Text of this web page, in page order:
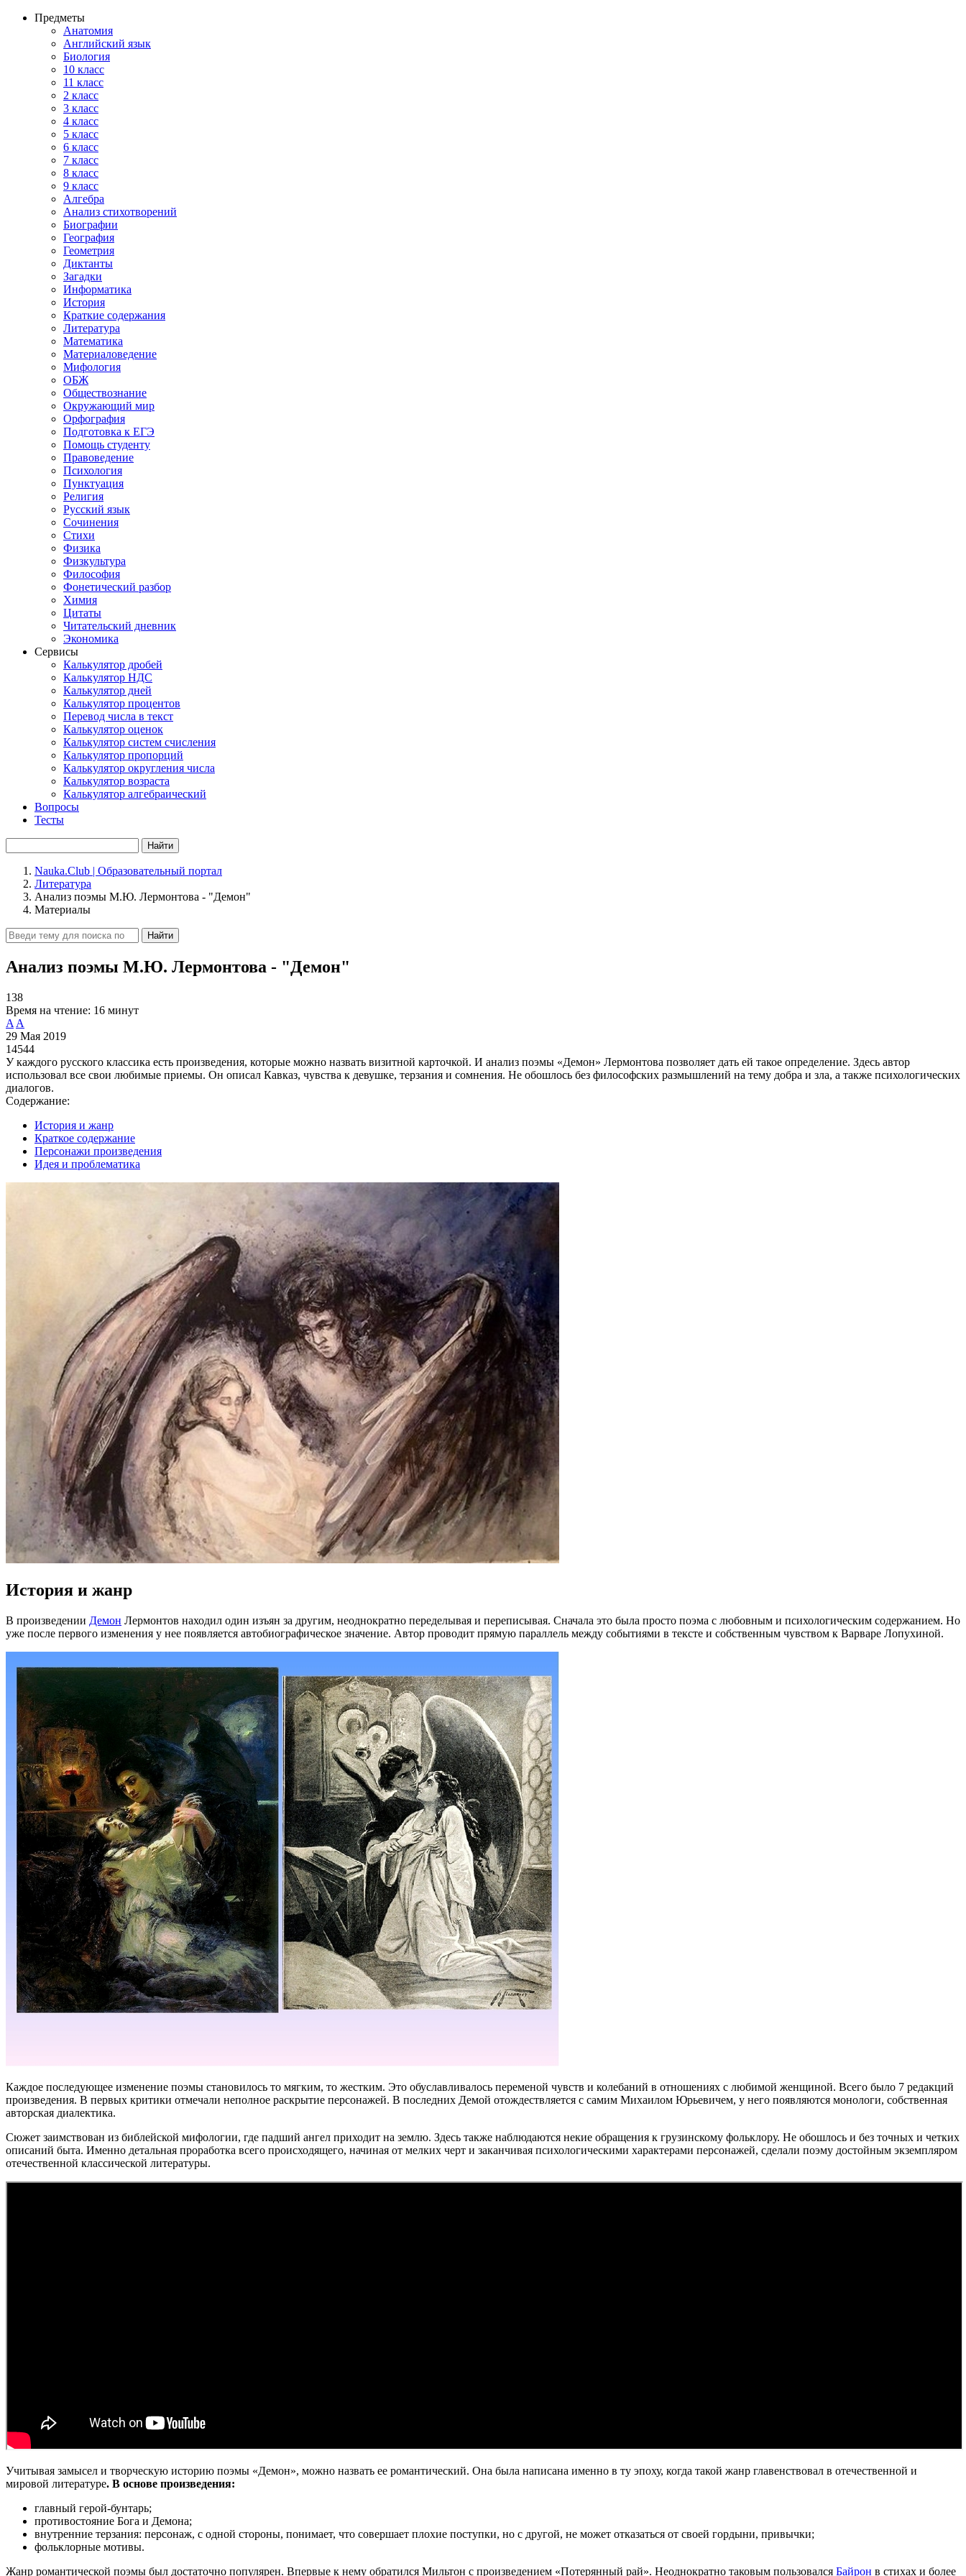
Предметы
Анатомия
Английский язык
Биология
10 класс
11 класс
2 класс
3 класс
4 класс
5 класс
6 класс
7 класс
8 класс
9 класс
Алгебра
Анализ стихотворений
Биографии
География
Геометрия
Диктанты
Загадки
Информатика
История
Краткие содержания
Литература
Математика
Материаловедение
Мифология
ОБЖ
Обществознание
Окружающий мир
Орфография
Подготовка к ЕГЭ
Помощь студенту
Правоведение
Психология
Пунктуация
Религия
Русский язык
Сочинения
Стихи
Физика
Физкультура
Философия
Фонетический разбор
Химия
Цитаты
Читательский дневник
Экономика
Сервисы
Калькулятор дробей
Калькулятор НДС
Калькулятор дней
Калькулятор процентов
Перевод числа в текст
Калькулятор оценок
Калькулятор систем счисления
Калькулятор пропорций
Калькулятор округления числа
Калькулятор возраста
Калькулятор алгебраический
Вопросы
Тесты
Найти
Nauka.Club | Образовательный портал
Литература
Анализ поэмы М.Ю. Лермонтова - "Демон"
Материалы
Найти
Анализ поэмы М.Ю. Лермонтова - "Демон"
138
Время на чтение: 16 минут
A A
29 Мая 2019
14544
У каждого русского классика есть произведения, которые можно назвать визитной карточкой. И анализ поэмы «Демон» Лермонтова позволяет дать ей такое определение. Здесь автор
использовал все свои любимые приемы. Он описал Кавказ, чувства к девушке, терзания и сомнения. Не обошлось без философских размышлений на тему добра и зла, а также психологических
диалогов.
Содержание:
История и жанр
Краткое содержание
Персонажи произведения
Идея и проблематика
История и жанр
В произведении Демон Лермонтов находил один изъян за другим, неоднократно переделывая и переписывая. Сначала это была просто поэма с любовным и психологическим содержанием. Но
уже после первого изменения у нее появляется автобиографическое значение. Автор проводит прямую параллель между событиями в тексте и собственным чувством к Варваре Лопухиной.
Каждое последующее изменение поэмы становилось то мягким, то жестким. Это обуславливалось переменой чувств и колебаний в отношениях с любимой женщиной. Всего было 7 редакций
произведения. В первых критики отмечали неполное раскрытие персонажей. В последних Демой отождествляется с самим Михаилом Юрьевичем, у него появляются монологи, собственная
авторская диалектика.
Сюжет заимствован из библейской мифологии, где падший ангел приходит на землю. Здесь также наблюдаются некие обращения к грузинскому фольклору. Не обошлось и без точных и четких
описаний быта. Именно детальная проработка всего происходящего, начиная от мелких черт и заканчивая психологическими характерами персонажей, сделали поэму достойным экземпляром
отечественной классической литературы.
Учитывая замысел и творческую историю поэмы «Демон», можно назвать ее романтический. Она была написана именно в ту эпоху, когда такой жанр главенствовал в отечественной и
мировой литературе. В основе произведения:
главный герой-бунтарь;
противостояние Бога и Демона;
внутренние терзания: персонаж, с одной стороны, понимает, что совершает плохие поступки, но с другой, не может отказаться от своей гордыни, привычки;
фольклорные мотивы.
Жанр романтической поэмы был достаточно популярен. Впервые к нему обратился Мильтон с произведением «Потерянный рай». Неоднократно таковым пользовался Байрон в стихах и более